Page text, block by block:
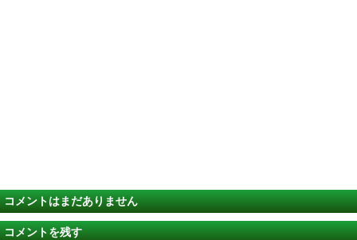
コメントはまだありません
コメントを残す